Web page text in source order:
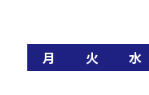
月
火 水